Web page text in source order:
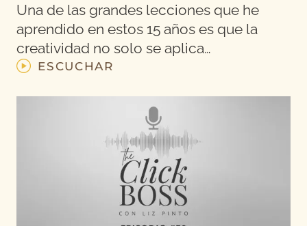
Una de las grandes lecciones que he
aprendido en estos 15 años es que la
creatividad no solo se aplica…
ESCUCHAR